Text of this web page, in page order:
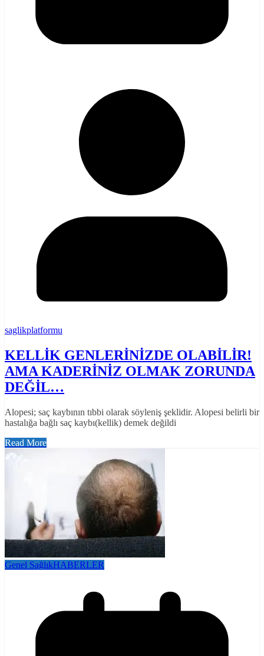
saglikplatformu
KELLİK GENLERİNİZDE OLABİLİR!
AMA KADERİNİZ OLMAK ZORUNDA
DEĞİL…
Alopesi; saç kaybının tıbbi olarak söyleniş şeklidir. Alopesi belirli bir
hastalığa bağlı saç kaybı(kellik) demek değildi
Read More
Genel SağlıkHABERLER